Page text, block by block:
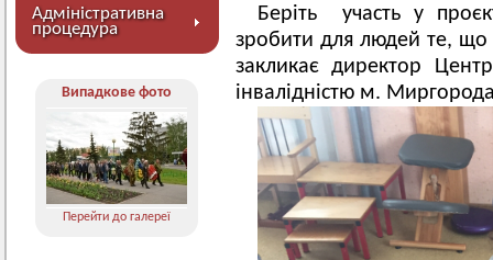
Адміністративна
процедура
Випадкове фото
Перейти до галереї
Беріть участь у
зробити для людей те, що
закликає директор
інвалідністю м.